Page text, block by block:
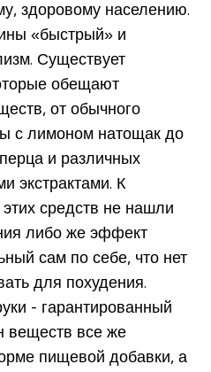
здоровому населению.
«быстрый» и
Существует
обещают
от обычного
с лимоном натощак до
и различных
экстрактами. К
средств не нашли
либо же эффект
сам по себе, что нет
для похудения.
- гарантированный
веществ все же
пищевой добавки, а